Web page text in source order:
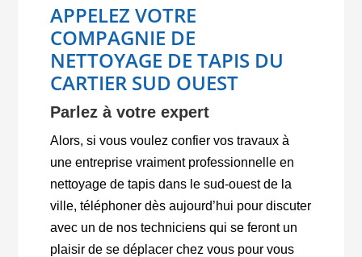
APPELEZ VOTRE
COMPAGNIE DE
NETTOYAGE DE TAPIS DU
CARTIER SUD OUEST
Parlez à votre expert
Alors, si vous voulez confier vos travaux à
une entreprise vraiment professionnelle en
nettoyage de tapis dans le sud-ouest de la
ville, téléphoner dès aujourd’hui pour discuter
avec un de nos techniciens qui se feront un
plaisir de se déplacer chez vous pour vous